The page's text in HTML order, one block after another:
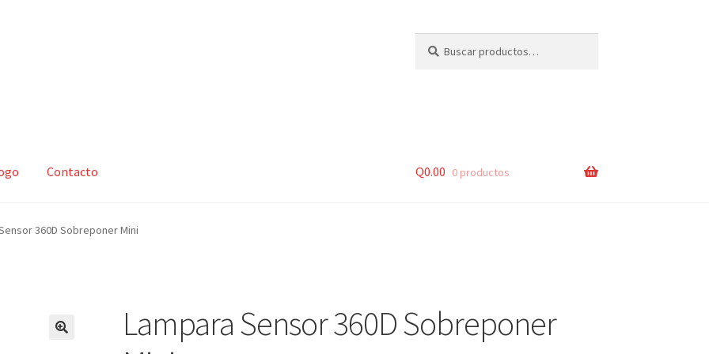
por:
Contacto
compra Mi cuenta Nosotros
Q0.00 0 productos
360D Sobreponer Mini
Lampara Sensor 360D Sobreponer